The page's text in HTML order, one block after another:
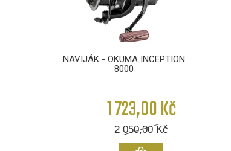
NAVIJÁK - OKUMA INCEPTION
8000
1 723,00 Kč
2 050,00Kč